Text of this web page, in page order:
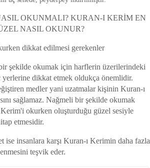
OKUNMALI? KURAN-I KERİM EN
NASIL OKUNUR?
dikkat edilmesi gerekenler
şekilde okumak için harflerin üzerilerindeki
yerlerine dikkat etmek oldukça önemlidir.
medler yani uzatmalar kişinin Kuran-ı
sağlamaz. Nağmeli bir şekilde okumak
okurken oluşturduğu güzel sesiyle
etmesidir.
ise insanlara karşı Kuran-ı Kerimin daha fazla
teşvik eder.